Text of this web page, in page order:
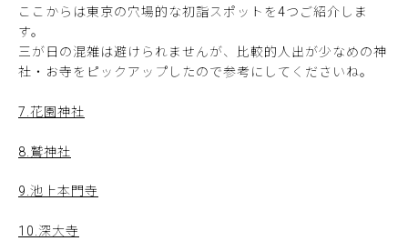
ここからは東京の穴場的な初詣スポットを4つご紹介しま
す。
三が日の混雑は避けられませんが、比較的人出が少なめの神
社・お寺をピックアップしたので参考にしてくださいね。
7.花園神社
8.鷲神社
9.池上本門寺
10.深大寺